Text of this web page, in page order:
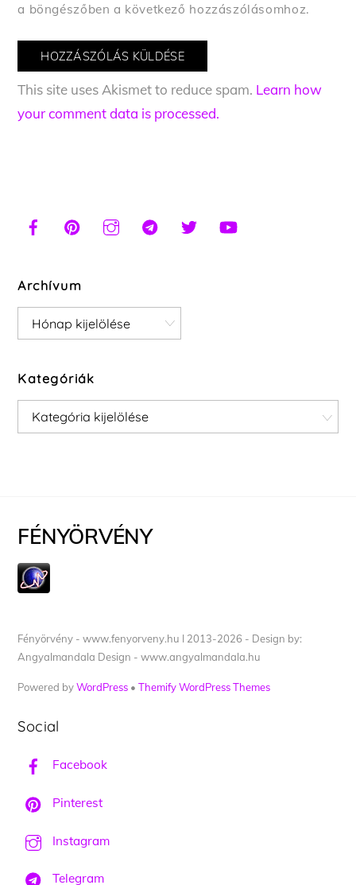
a böngészőben a következő hozzászólásomhoz.
This site uses Akismet to reduce spam. Learn how
your comment data is processed.
Archívum
Archívum
Kategóriák
Kategóriák
FÉNYÖRVÉNY
Fényörvény - www.fenyorveny.hu I 2013-2026 - Design by:
Angyalmandala Design - www.angyalmandala.hu
Powered byWordPress •Themify WordPress Themes
Social
Facebook
Pinterest
Instagram
Telegram